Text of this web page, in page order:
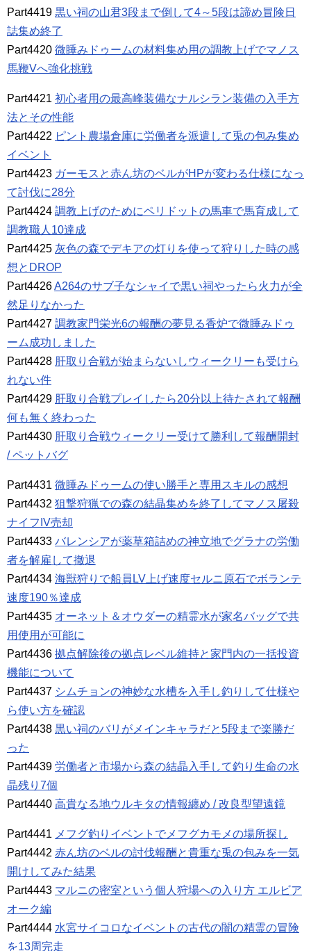
Part4419 黒い祠の山君3段まで倒して4～5段は諦め冒険日
誌集め終了
Part4420 微睡みドゥームの材料集め用の調教上げでマノス
馬鞭Vへ強化挑戦
Part4421 初心者用の最高峰装備なナルシラン装備の入手方
法とその性能
Part4422 ピント農場倉庫に労働者を派遣して兎の包み集め
イベント
Part4423 ガーモスと赤ん坊のベルがHPが変わる仕様になっ
て討伐に28分
Part4424 調教上げのためにペリドットの馬車で馬育成して
調教職人10達成
Part4425 灰色の森でデキアの灯りを使って狩りした時の感
想とDROP
Part4426A264のサブ子なシャイで黒い祠やったら火力が全
然足りなかった
Part4427 調教家門栄光6の報酬の夢見る香炉で微睡みドゥ
ーム成功しました
Part4428 肝取り合戦が始まらないしウィークリーも受けら
れない件
Part4429 肝取り合戦プレイしたら20分以上待たされて報酬
何も無く終わった
Part4430 肝取り合戦ウィークリー受けて勝利して報酬開封
/ ペットバグ
Part4431 微睡みドゥームの使い勝手と専用スキルの感想
Part4432 狙撃狩猟での森の結晶集めを終了してマノス屠殺
ナイフIV売却
Part4433 バレンシアが薬草箱詰めの神立地でグラナの労働
者を解雇して撤退
Part4434 海獣狩りで船員LV上げ速度セルニ原石でボランテ
速度190％達成
Part4435 オーネット＆オウダーの精霊水が家名バッグで共
用使用が可能に
Part4436 拠点解除後の拠点レベル維持と家門内の一括投資
機能について
Part4437 シムチョンの神妙な水槽を入手し釣りして仕様や
ら使い方を確認
Part4438 黒い祠のバリがメインキャラだと5段まで楽勝だ
った
Part4439 労働者と市場から森の結晶入手して釣り生命の水
晶残り7個
Part4440 高貴なる地ウルキタの情報纏め / 改良型望遠鏡
Part4441 メフグ釣りイベントでメフグカモメの場所探し
Part4442 赤ん坊のベルの討伐報酬と貴重な兎の包みを一気
開けしてみた結果
Part4443 マルニの密室という個人狩場への入り方 エルビア
オーク編
Part4444 水宮サイコロなイベントの古代の闇の精霊の冒険
を13周完走